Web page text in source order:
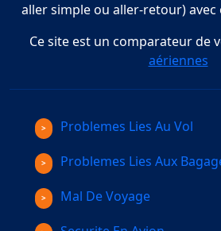
aller simple ou aller-retour) avec
Ce site est un comparateur de
aériennes
Problemes Lies Au Vol
Problemes Lies Aux
Mal De Voyage